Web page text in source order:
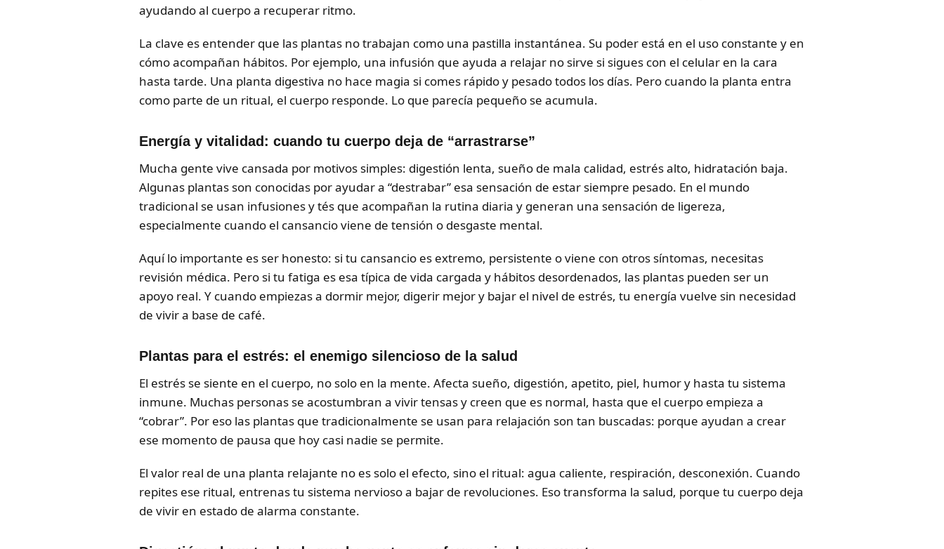
ayudando al cuerpo a recuperar ritmo.
La clave es entender que las plantas no trabajan como una pastilla instantánea. Su poder está en el uso constante y en
cómo acompañan hábitos. Por ejemplo, una infusión que ayuda a relajar no sirve si sigues con el celular en la cara
hasta tarde. Una planta digestiva no hace magia si comes rápido y pesado todos los días. Pero cuando la planta entra
como parte de un ritual, el cuerpo responde. Lo que parecía pequeño se acumula.
Energía y vitalidad: cuando tu cuerpo deja de “arrastrarse”
Mucha gente vive cansada por motivos simples: digestión lenta, sueño de mala calidad, estrés alto, hidratación baja.
Algunas plantas son conocidas por ayudar a “destrabar” esa sensación de estar siempre pesado. En el mundo
tradicional se usan infusiones y tés que acompañan la rutina diaria y generan una sensación de ligereza,
especialmente cuando el cansancio viene de tensión o desgaste mental.
Aquí lo importante es ser honesto: si tu cansancio es extremo, persistente o viene con otros síntomas, necesitas
revisión médica. Pero si tu fatiga es esa típica de vida cargada y hábitos desordenados, las plantas pueden ser un
apoyo real. Y cuando empiezas a dormir mejor, digerir mejor y bajar el nivel de estrés, tu energía vuelve sin necesidad
de vivir a base de café.
Plantas para el estrés: el enemigo silencioso de la salud
El estrés se siente en el cuerpo, no solo en la mente. Afecta sueño, digestión, apetito, piel, humor y hasta tu sistema
inmune. Muchas personas se acostumbran a vivir tensas y creen que es normal, hasta que el cuerpo empieza a
“cobrar”. Por eso las plantas que tradicionalmente se usan para relajación son tan buscadas: porque ayudan a crear
ese momento de pausa que hoy casi nadie se permite.
El valor real de una planta relajante no es solo el efecto, sino el ritual: agua caliente, respiración, desconexión. Cuando
repites ese ritual, entrenas tu sistema nervioso a bajar de revoluciones. Eso transforma la salud, porque tu cuerpo deja
de vivir en estado de alarma constante.